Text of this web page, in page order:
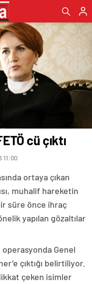
cü çıktı
11:00
ortaya çıkan
muhalif hareketin
süre önce ihraç
yapılan gözaltılar
operasyonda Genel
çıktığı belirtiliyor.
çeken isimler